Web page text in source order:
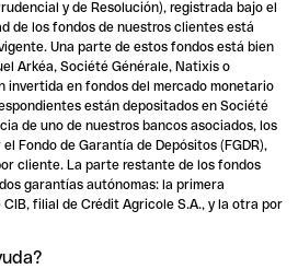
y de Resolución), registrada bajo el
de los fondos de nuestros clientes está
Una parte de estos fondos está bien
Arkéa, Société Générale, Natixis o
invertida en fondos del mercado monetario
están depositados en Société
de uno de nuestros bancos asociados, los
Fondo de Garantía de Depósitos (FGDR),
cliente. La parte restante de los fondos
garantías autónomas: la primera
filial de Crédit Agricole S.A., y la otra por